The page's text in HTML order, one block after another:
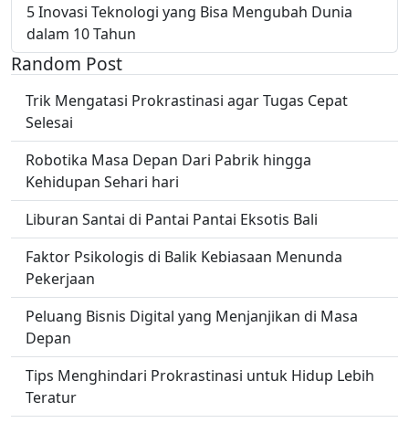
5 Inovasi Teknologi yang Bisa Mengubah Dunia
dalam 10 Tahun
Random Post
Trik Mengatasi Prokrastinasi agar Tugas Cepat
Selesai
Robotika Masa Depan Dari Pabrik hingga
Kehidupan Sehari hari
Liburan Santai di Pantai Pantai Eksotis Bali
Faktor Psikologis di Balik Kebiasaan Menunda
Pekerjaan
Peluang Bisnis Digital yang Menjanjikan di Masa
Depan
Tips Menghindari Prokrastinasi untuk Hidup Lebih
Teratur